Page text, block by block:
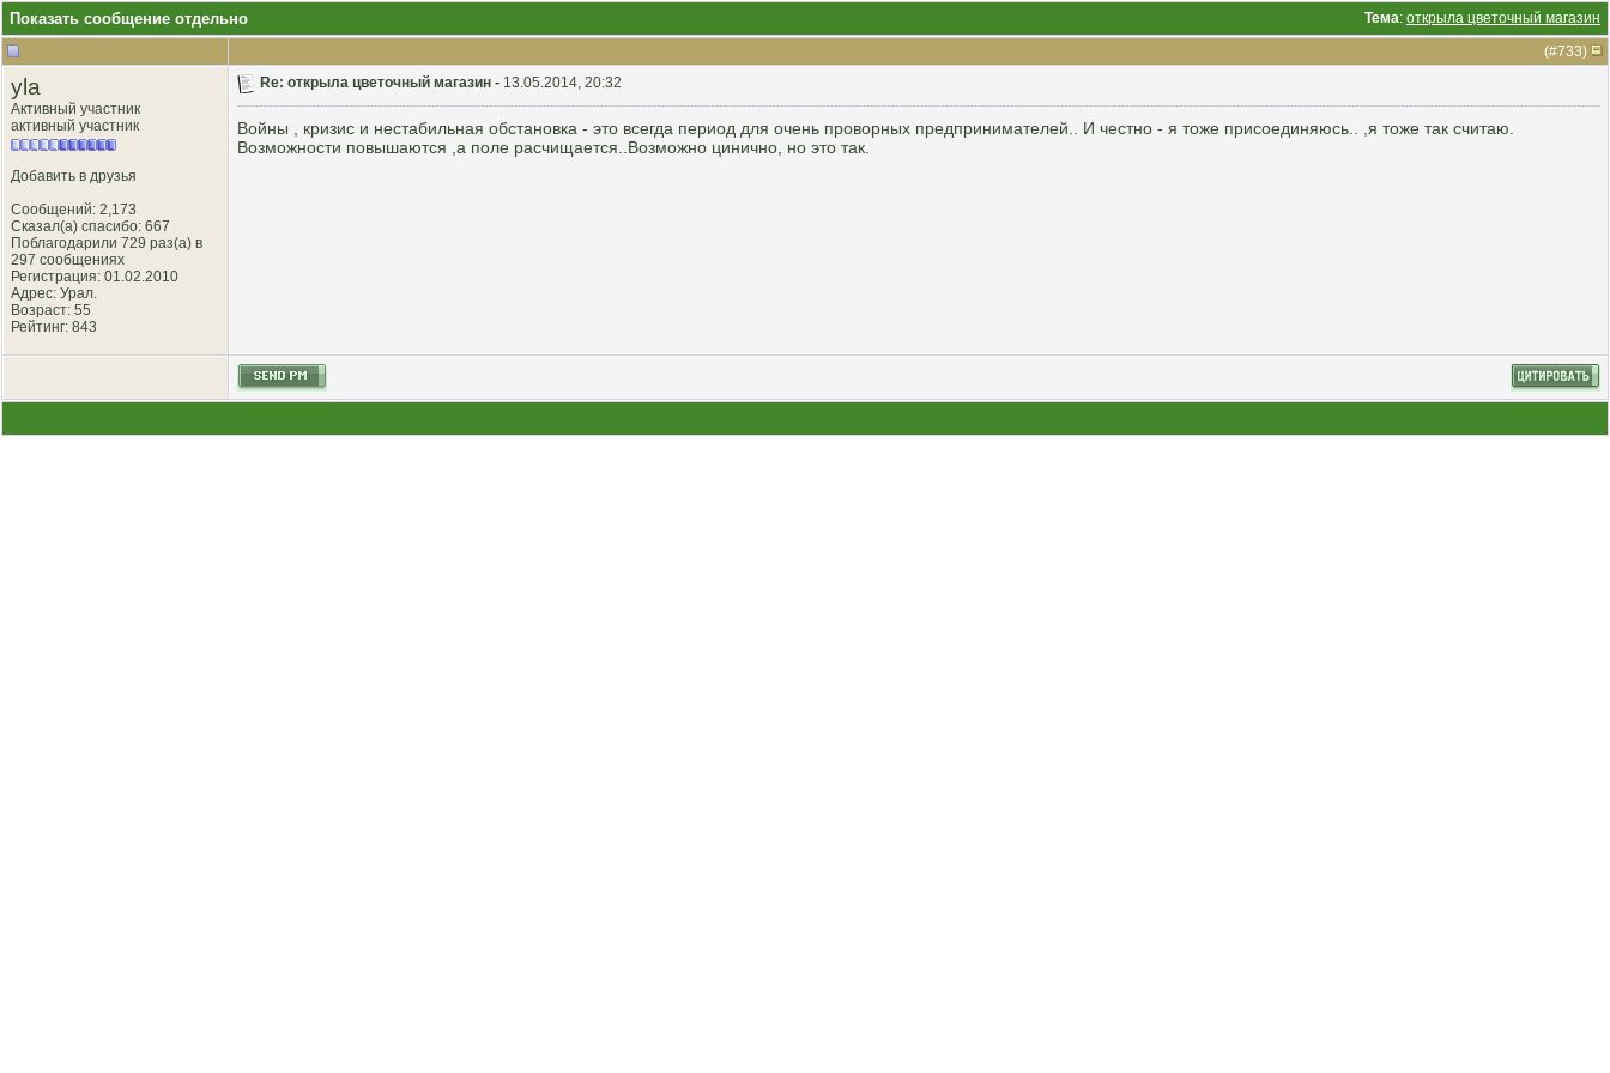
Тема: открыла цветочный магазин
Показать сообщение отдельно
(#733)
yla
Активный участник
активный участник
Добавить в друзья
Сообщений: 2,173
Сказал(а) спасибо: 667
Поблагодарили 729 раз(а) в
297 сообщениях
Регистрация: 01.02.2010
Адрес: Урал.
Возраст: 55
Рейтинг: 843
Re: открыла цветочный магазин - 13.05.2014, 20:32
Войны , кризис и нестабильная обстановка - это всегда период для очень проворных предпринимателей.. И честно - я тоже присоединяюсь.. ,я тоже так считаю.
Возможности повышаются ,а поле расчищается..Возможно цинично, но это так.